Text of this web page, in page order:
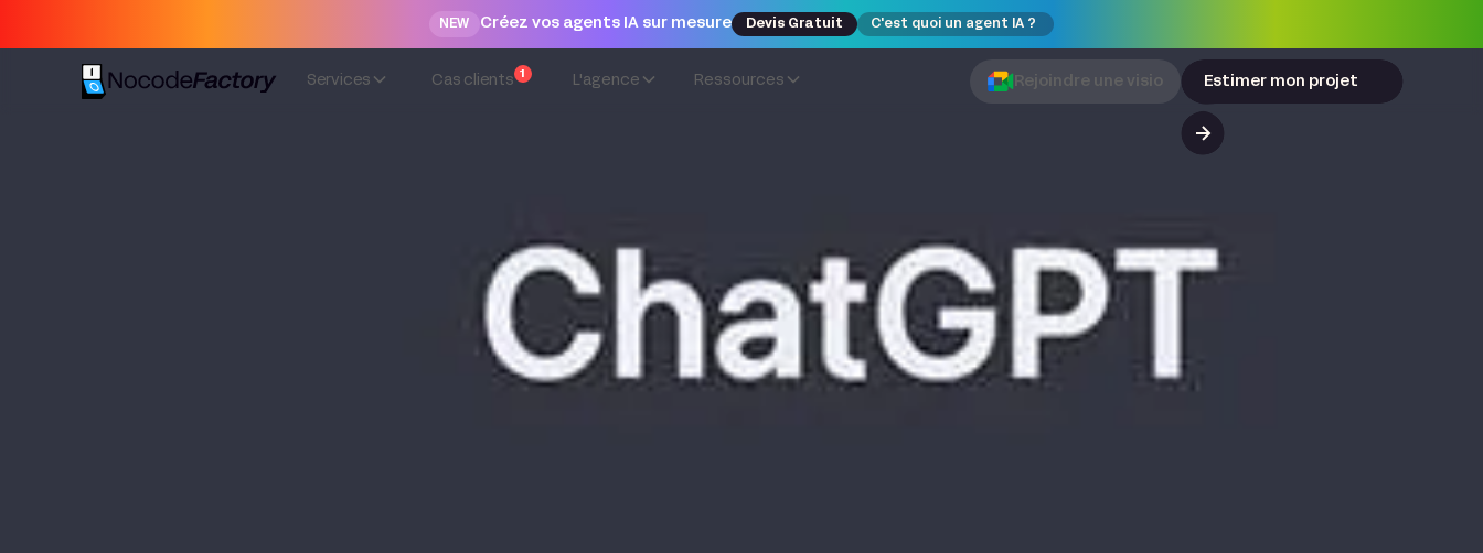
NEW Créez vos agents IA sur mesure Devis Gratuit C'est quoi un agent IA ?
Services Cas clients
1
L'agence Ressources Rejoindre une visio Estimer mon projet